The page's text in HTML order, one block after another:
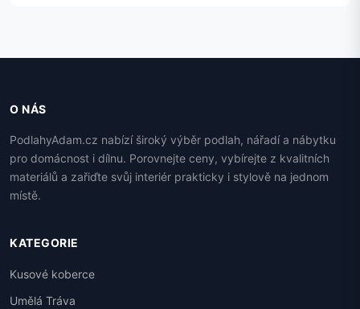
O NÁS
PodlahyAdam.cz nabízí široký výběr podlah, nářadí a nábytku
pro domácnost i dílnu. Porovnejte ceny, vybírejte z kvalitních
materiálů a zařiďte svůj interiér prakticky i stylově na jednom
místě.
KATEGORIE
Kusové koberce
Umělá Tráva